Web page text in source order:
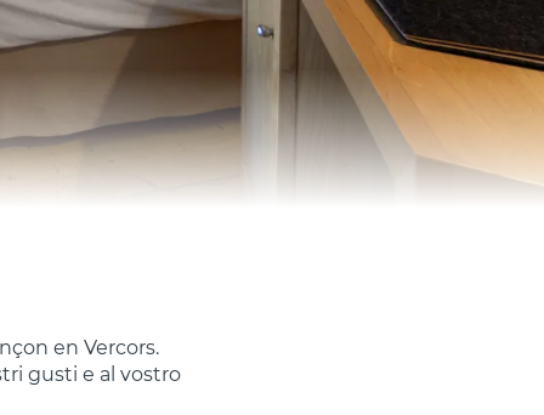
en Vercors.
gusti e al vostro